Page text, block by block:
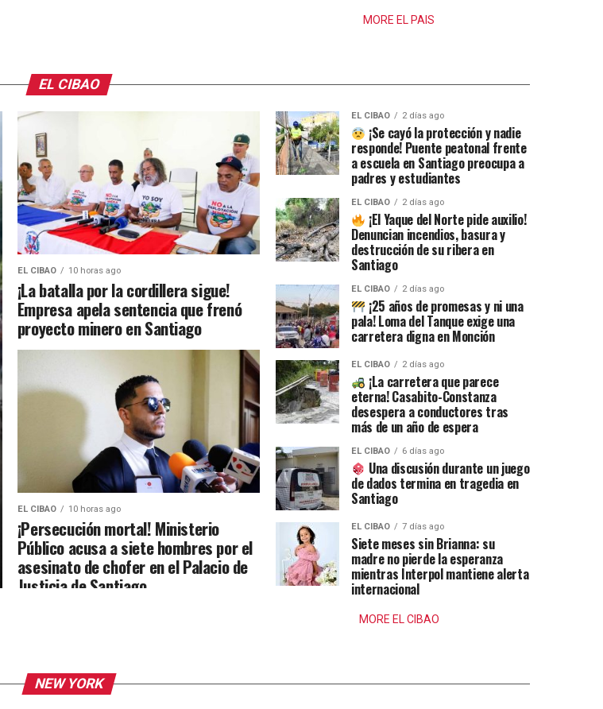
MORE EL PAIS
EL CIBAO
EL CIBAO 10 horas ago
¡La batalla por la cordillera sigue!
Empresa apela sentencia que frenó
proyecto minero en Santiago
EL CIBAO 10 horas ago
¡Persecución mortal! Ministerio
Público acusa a siete hombres por el
asesinato de chofer en el Palacio de
Justicia de Santiago
EL CIBAO 2 días ago
¡Se cayó la protección y nadie
responde! Puente peatonal frente
a escuela en Santiago preocupa a
padres y estudiantes
EL CIBAO 2 días ago
¡El Yaque del Norte pide auxilio!
Denuncian incendios, basura y
destrucción de su ribera en
Santiago
EL CIBAO 2 días ago
¡25 años de promesas y ni una
pala! Loma del Tanque exige una
carretera digna en Monción
EL CIBAO 2 días ago
¡La carretera que parece
eterna! Casabito-Constanza
desespera a conductores tras
más de un año de espera
EL CIBAO 6 días ago
Una discusión durante un juego
de dados termina en tragedia en
Santiago
EL CIBAO 7 días ago
Siete meses sin Brianna: su
madre no pierde la esperanza
mientras Interpol mantiene alerta
internacional
MORE EL CIBAO
NEW YORK